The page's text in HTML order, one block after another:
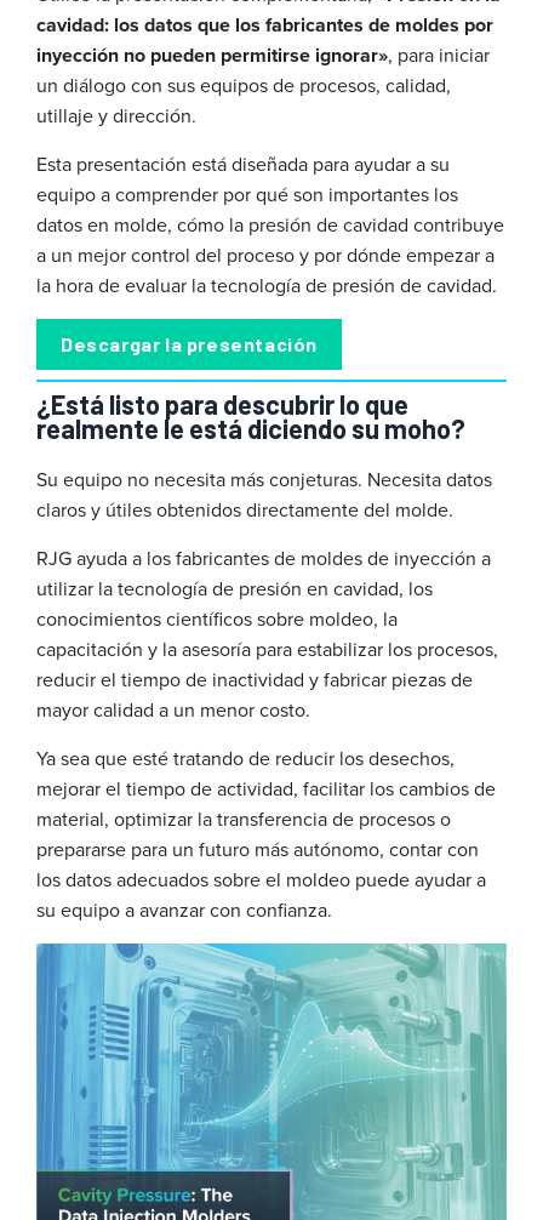
cavidad: los datos que los fabricantes de moldes por
inyección no pueden permitirse ignorar», para iniciar
un diálogo con sus equipos de procesos, calidad,
utillaje y dirección.
Esta presentación está diseñada para ayudar a su
equipo a comprender por qué son importantes los
datos en molde, cómo la presión de cavidad contribuye
a un mejor control del proceso y por dónde empezar a
la hora de evaluar la tecnología de presión de cavidad.
Descargar la presentación
¿Está listo para descubrir lo que
realmente le está diciendo su moho?
Su equipo no necesita más conjeturas. Necesita datos
claros y útiles obtenidos directamente del molde.
RJG ayuda a los fabricantes de moldes de inyección a
utilizar la tecnología de presión en cavidad, los
conocimientos científicos sobre moldeo, la
capacitación y la asesoría para estabilizar los procesos,
reducir el tiempo de inactividad y fabricar piezas de
mayor calidad a un menor costo.
Ya sea que esté tratando de reducir los desechos,
mejorar el tiempo de actividad, facilitar los cambios de
material, optimizar la transferencia de procesos o
prepararse para un futuro más autónomo, contar con
los datos adecuados sobre el moldeo puede ayudar a
su equipo a avanzar con confianza.